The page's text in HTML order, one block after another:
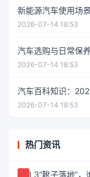
新能源汽车使用场
2026-07-14 18:53
汽车选购与日常保
2026-07-14 18:53
汽车百科知识：
2026-07-14 18:53
热门资讯
L3“靴子落地”，